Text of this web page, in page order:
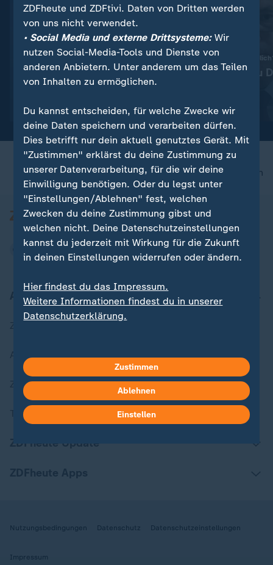
Robert-Koch-Institut:
Bereits 11.900 Hitzetote
diesen Sommer
Video
Russland
Kiesewetter zu
Video 0:34
nach oben
Aktuell bei ZDFheute
Aktuelle Sendungs-Videos
ZDFheute Stories
Themen im Überblick
ZDFheute Update
Nutzungsbedingungen Datenschutz Datenschutzeinstellungen
Impressum
ZDFheute und ZDFtivi. Daten von Dritten werden
von uns nicht verwendet.
• Social Media und externe Drittsysteme:Wir
nutzen Social-Media-Tools und Dienste von
anderen Anbietern. Unter anderem um das Teilen
von Inhalten zu ermöglichen.
Du kannst entscheiden, für welche Zwecke wir
deine Daten speichern und verarbeiten dürfen.
Dies betrifft nur dein aktuell genutztes Gerät. Mit
"Zustimmen" erklärst du deine Zustimmung zu
unserer Datenverarbeitung, für die wir deine
Einwilligung benötigen. Oder du legst unter
"Einstellungen/Ablehnen" fest, welchen
Zwecken du deine Zustimmung gibst und
welchen nicht. Deine Datenschutzeinstellungen
kannst du jederzeit mit Wirkung für die Zukunft
in deinen Einstellungen widerrufen oder ändern.
Hier findest du das Impressum.
Weitere Informationen findest du in unserer
Datenschutzerklärung.
Zustimmen
Ablehnen
Einstellen